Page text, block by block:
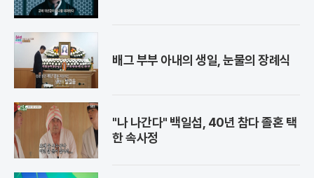
배그 부부 아내의 생일, 눈물의 장례식
"나 나간다" 백일섭, 40년 참다 졸혼 택
한 속사정